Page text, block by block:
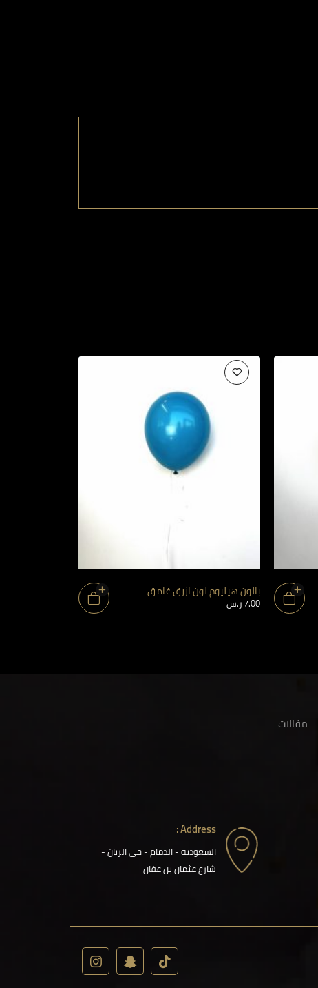
بالون هيليوم لون ازرق غامق
7.00ر.س
مقالات
Address :
السعودية - الدمام - حي الريان -
شارع عثمان بن عفان